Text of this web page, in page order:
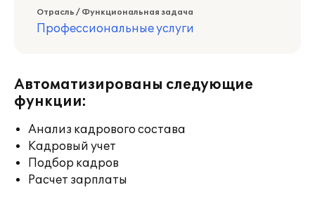
Отрасль / Функциональная задача
Профессиональные услуги
Автоматизированы следующие
функции:
Анализ кадрового состава
Кадровый учет
Подбор кадров
Расчет зарплаты